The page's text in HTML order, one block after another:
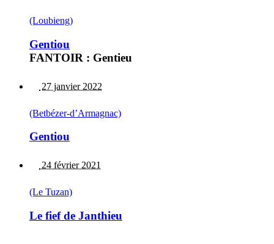
(Loubieng)
Gentiou
FANTOIR : Gentieu
27 janvier 2022
(Betbézer-d’Armagnac)
Gentiou
24 février 2021
(Le Tuzan)
Le fief de Janthieu